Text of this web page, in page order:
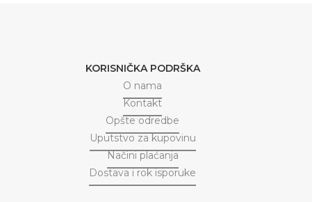
KORISNIČKA PODRŠKA
O nama
Kontakt
Opšte odredbe
Uputstvo za kupovinu
Načini plaćanja
Dostava i rok isporuke